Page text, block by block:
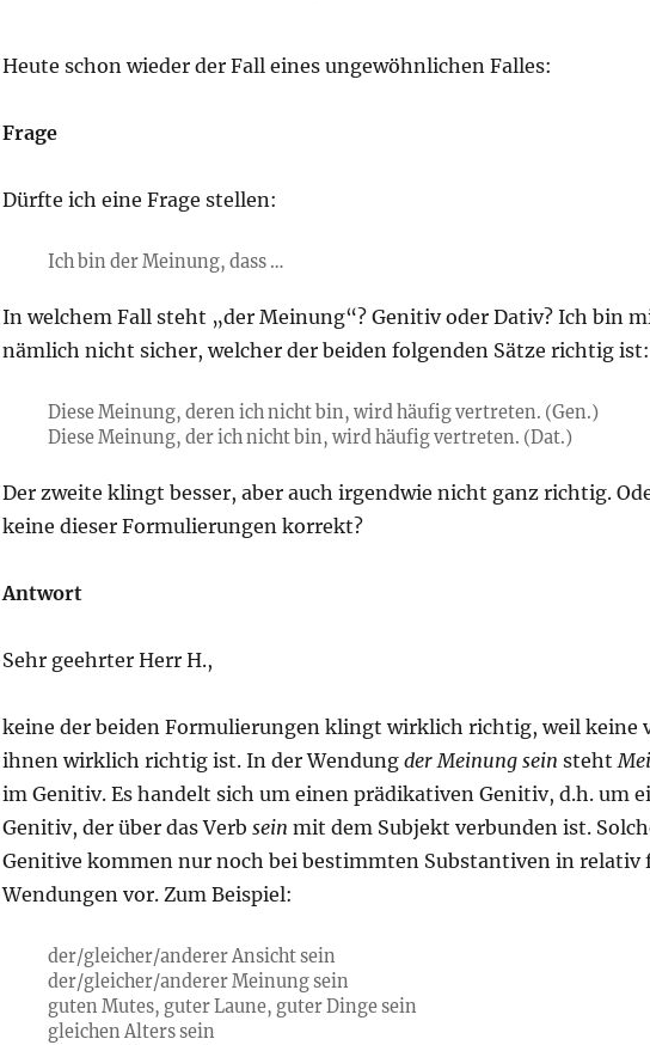
Heute schon wieder der Fall eines ungewöhnlichen Falles:
Frage
Dürfte ich eine Frage stellen:
Ich bin der Meinung, dass …
In welchem Fall steht „der Meinung“? Genitiv oder Dativ? Ich bin
nämlich nicht sicher, welcher der beiden folgenden Sätze richtig ist:
Diese Meinung, deren ich nicht bin, wird häufig vertreten. (Gen.)
Diese Meinung, der ich nicht bin, wird häufig vertreten. (Dat.)
Der zweite klingt besser, aber auch irgendwie nicht ganz richtig.
keine dieser Formulierungen korrekt?
Antwort
Sehr geehrter Herr H.,
keine der beiden Formulierungen klingt wirklich richtig, weil keine
ihnen wirklich richtig ist. In der Wendung der Meinung sein steht
im Genitiv. Es handelt sich um einen prädikativen Genitiv, d.h. um
Genitiv, der über das Verb sein mit dem Subjekt verbunden ist.
Genitive kommen nur noch bei bestimmten Substantiven in relativ
Wendungen vor. Zum Beispiel:
der/gleicher/anderer Ansicht sein
der/gleicher/anderer Meinung sein
guten Mutes, guter Laune, guter Dinge sein
gleichen Alters sein